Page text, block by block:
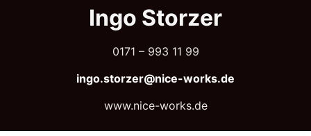
Ingo Storzer
0171 – 993 11 99
ingo.storzer@nice-works.de
www.nice-works.de